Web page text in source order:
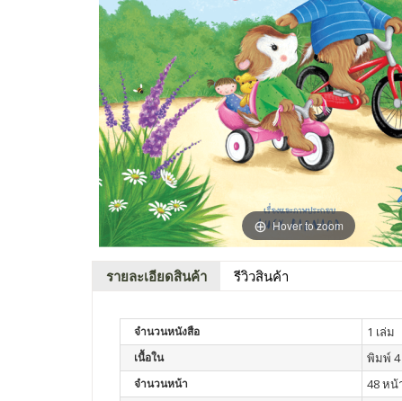
Hover to zoom
รายละเอียดสินค้า รีวิวสินค้า
จำนวนหนังสือ 1 เล่ม
เนื้อใน พิมพ์ 4
จำนวนหน้า 48 หน้